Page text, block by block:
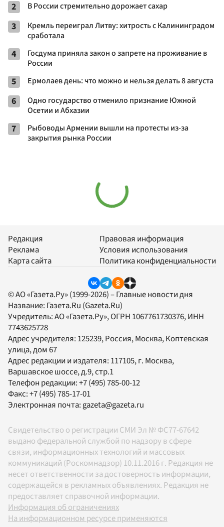
2 В России стремительно дорожает сахар
3
Кремль переиграл Литву: хитрость с Калининградом
сработала
4
Госдума приняла закон о запрете на проживание в
России
5 Ермолаев день: что можно и нельзя делать 8 августа
6
Одно государство отменило признание Южной
Осетии и Абхазии
7
Рыбоводы Армении вышли на протесты из-за
закрытия рынка России
Редакция
Реклама
Карта сайта
Правовая информация
Условия использования
Политика конфиденциальности
© АО «Газета.Ру» (1999-2026) – Главные новости дня
Название: Газета.Ru (Gazeta.Ru)
Учредитель:АО «Газета.Ру», ОГРН 1067761730376, ИНН
7743625728
Адрес учредителя: 125239, Россия, Москва, Коптевская
улица, дом 67
Адрес редакции и издателя: 117105, г. Москва,
Варшавское шоссе, д.9, стр.1
Телефон редакции:+7 (495) 785-00-12
Факс:+7 (495) 785-17-01
Электронная почта: gazeta@gazeta.ru
Свидетельство о регистрации СМИ Эл № ФС77-67642
выдано федеральной службой по надзору в сфере
связи, информационных технологий и массовых
коммуникаций (Роскомнадзор) 10.11.2016 г. Редакция не
несет ответственности за достоверность информации,
содержащейся в рекламных объявлениях. Редакция не
предоставляет справочной информации.
Информация об ограничениях
На информационном ресурсе применяются